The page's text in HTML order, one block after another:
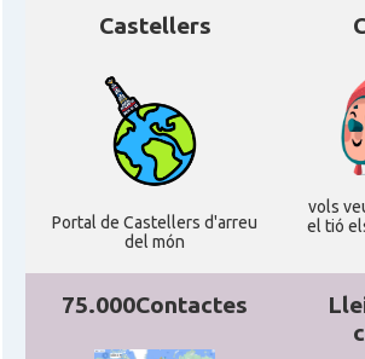
Castellers
Portal de Castellers d'arreu
del món
vols
el tió
75.000Contactes